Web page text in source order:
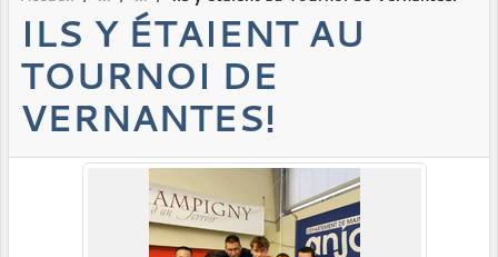
ILS Y ÉTAIENT AU
TOURNOI DE
VERNANTES!